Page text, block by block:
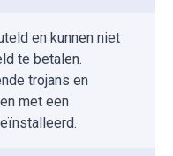
en kunnen niet
te betalen.
trojans en
met een